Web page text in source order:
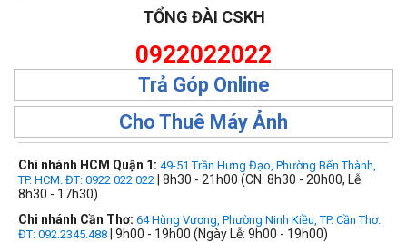
TỔNG ĐÀI CSKH
0922022022
Trả Góp Online
Cho Thuê Máy Ảnh
Chi nhánh HCM Quận 1: 49-51 Trần Hưng Đạo, Phường Bến Thành,
TP. HCM. ĐT: 0922 022 022 | 8h30 - 21h00 (CN: 8h30 - 20h00, Lễ:
8h30 - 17h30)
Chi nhánh Cần Thơ: 64 Hùng Vương, Phường Ninh Kiều, TP. Cần Thơ.
ĐT: 092.2345.488 | 9h00 - 19h00 (Ngày Lễ: 9h00 - 19h00)